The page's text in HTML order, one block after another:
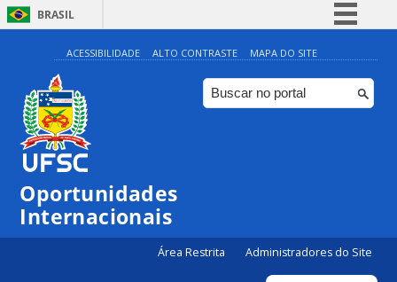
BRASIL
Simplifique!
Comunica BR
Participe
ACESSIBILIDADE ALTO CONTRASTE MAPA DO SITE
Oportunidades
Internacionais
Área Restrita Administradores do Site